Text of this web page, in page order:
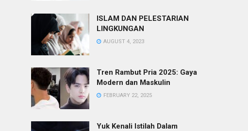
ISLAM DAN PELESTARIAN
LINGKUNGAN
AUGUST 4, 2023
Tren Rambut Pria 2025: Gaya
Modern dan Maskulin
FEBRUARY 22, 2025
Yuk Kenali Istilah Dalam